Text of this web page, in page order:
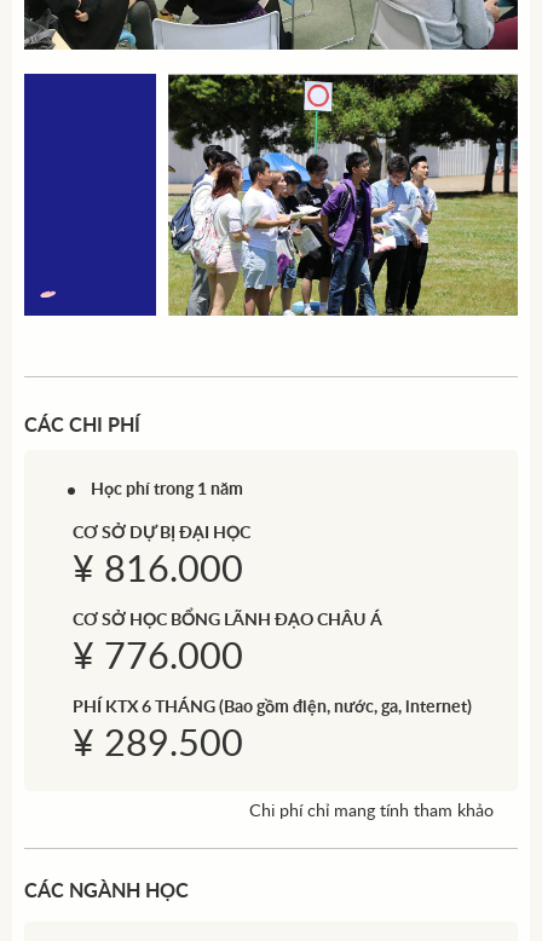
CÁC CHI PHÍ
Học phí trong 1 năm
CƠ SỞ DỰ BỊ ĐẠI HỌC
¥ 816.000
CƠ SỞ HỌC BỔNG LÃNH ĐẠO CHÂU Á
¥ 776.000
PHÍ KTX 6 THÁNG (Bao gồm điện, nước, ga, internet)
¥ 289.500
Chi phí chỉ mang tính tham khảo
CÁC NGÀNH HỌC